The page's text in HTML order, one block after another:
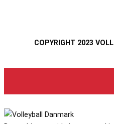
COPYRIGHT 2023